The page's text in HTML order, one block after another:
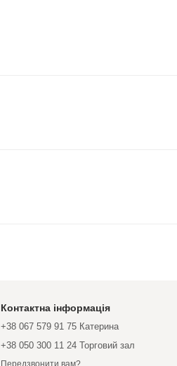
Контактна інформація
+38 067 579 91 75 Катерина
+38 050 300 11 24 Торговий зал